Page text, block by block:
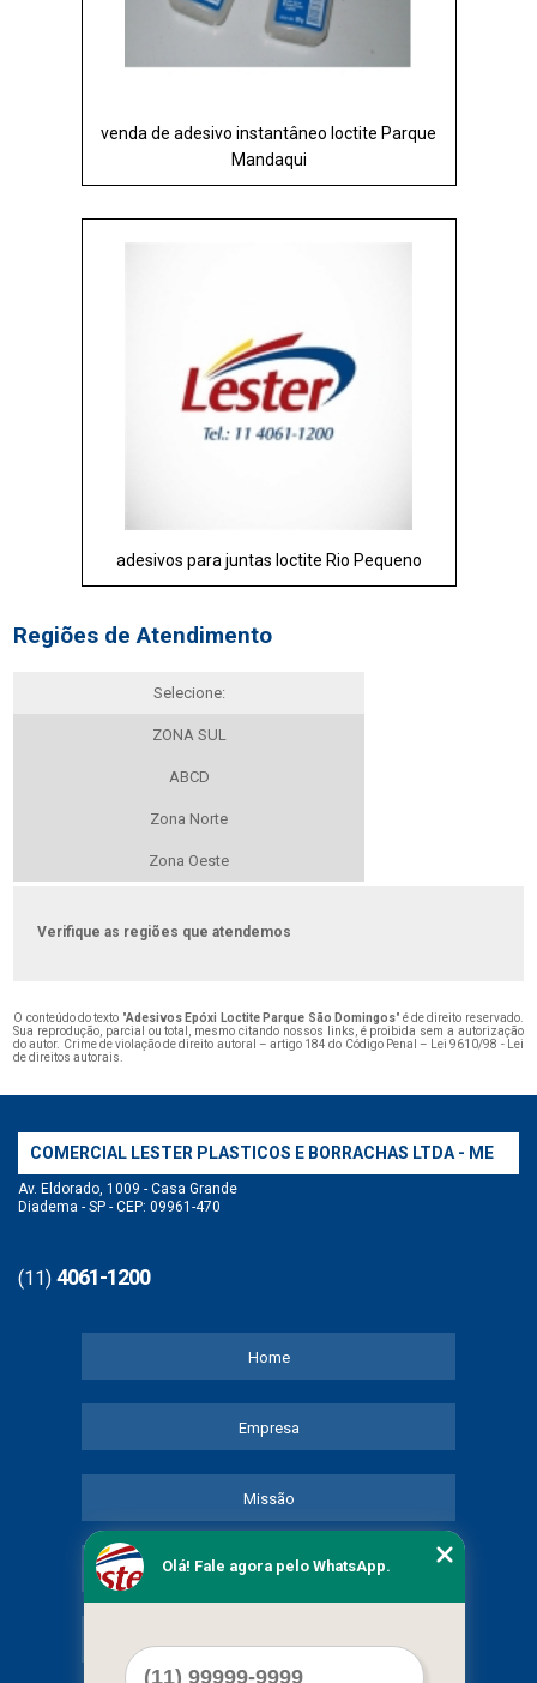
venda de adesivo instantâneo loctite Parque
Mandaqui
adesivos para juntas loctite Rio Pequeno
Regiões de Atendimento
Selecione:
ZONA SUL
ABCD
Zona Norte
Zona Oeste
Verifique as regiões que atendemos
O conteúdo do texto "Adesivos Epóxi Loctite Parque São Domingos" é de direito reservado.
Sua reprodução, parcial ou total, mesmo citando nossos links, é proibida sem a autorização
do autor. Crime de violação de direito autoral – artigo 184 do Código Penal –
Lei 9610/98 - Lei
de direitos autorais
COMERCIAL LESTER PLASTICOS E BORRACHAS LTDA - ME
Av. Eldorado, 1009 - Casa Grande
Diadema - SP - CEP: 09961-470
(11) 4061-1200
Home
Empresa
Missão
Serviços
Olá! Fale agora pelo WhatsApp.